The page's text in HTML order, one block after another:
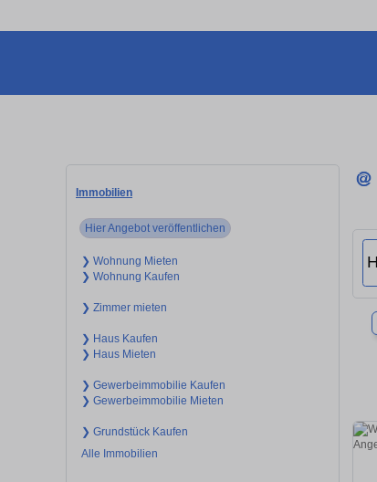
Immobilien
Hier Angebot veröffentlichen
❯ Wohnung Mieten
❯ Wohnung Kaufen
❯ Zimmer mieten
❯ Haus Kaufen
❯ Haus Mieten
❯ Gewerbeimmobilie Kaufen
❯ Gewerbeimmobilie Mieten
❯ Grundstück Kaufen
Alle Immobilien